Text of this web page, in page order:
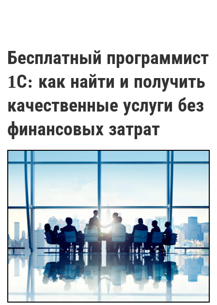
Бесплатный программист
1С: как найти и получить
качественные услуги без
финансовых затрат